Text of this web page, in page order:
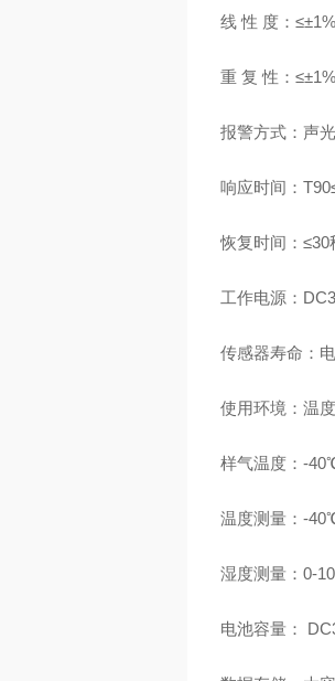
线 性 度：≤±1%
重 复 性：≤±1%
报警方式：声
响应时间：
恢复时间：≤30
工作电源：
传感器寿命：
使用环境：温
样气温度：-
温度测量：-
湿度测量：0-
电池容量：